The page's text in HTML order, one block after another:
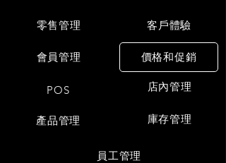
零售管理
會員管理
POS
產品管理
客戶體驗
價格和促銷
店內管理
庫存管理
員工管理